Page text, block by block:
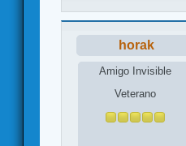
horak
Amigo Invisible
Veterano